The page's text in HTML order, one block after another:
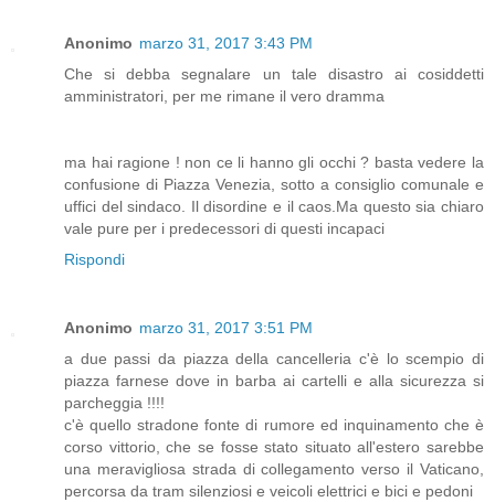
Anonimo marzo 31, 2017 3:43 PM
Che si debba segnalare un tale disastro ai cosiddetti
amministratori, per me rimane il vero dramma
ma hai ragione ! non ce li hanno gli occhi ? basta vedere la
confusione di Piazza Venezia, sotto a consiglio comunale e
uffici del sindaco. Il disordine e il caos.Ma questo sia chiaro
vale pure per i predecessori di questi incapaci
Rispondi
Anonimo marzo 31, 2017 3:51 PM
a due passi da piazza della cancelleria c'è lo scempio di
piazza farnese dove in barba ai cartelli e alla sicurezza si
parcheggia !!!!
c'è quello stradone fonte di rumore ed inquinamento che è
corso vittorio, che se fosse stato situato all'estero sarebbe
una meravigliosa strada di collegamento verso il Vaticano,
percorsa da tram silenziosi e veicoli elettrici e bici e pedoni